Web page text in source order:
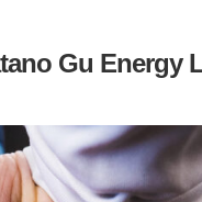
Gu Energy